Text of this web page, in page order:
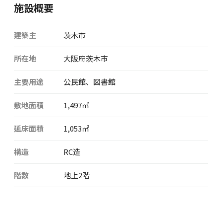
施設概要
建築主 茨木市
所在地 大阪府茨木市
主要用途 公民館、図書館
敷地面積 1,497㎡
延床面積 1,053㎡
構造 RC造
階数 地上2階